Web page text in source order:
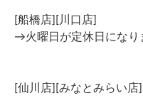
[船橋店][川口店]
→火曜日が定休日にな
[仙川店][みなとみらい店]